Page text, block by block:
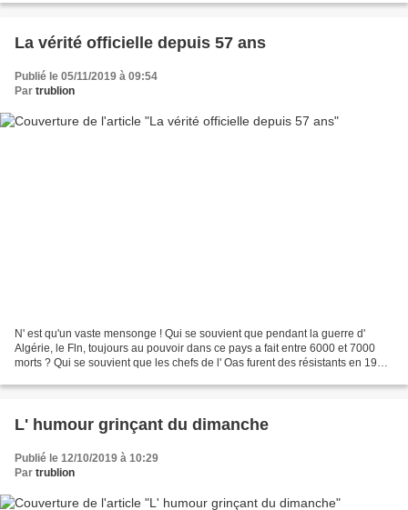
La vérité officielle depuis 57 ans
Publié le 05/11/2019 à 09:54
Par trublion
N' est qu'un vaste mensonge ! Qui se souvient que pendant la guerre d'
Algérie, le Fln, toujours au pouvoir dans ce pays a fait entre 6000 et 7000
morts ? Qui se souvient que les chefs de l' Oas furent des résistants en 1940
L' humour grinçant du dimanche
Publié le 12/10/2019 à 10:29
Par trublion